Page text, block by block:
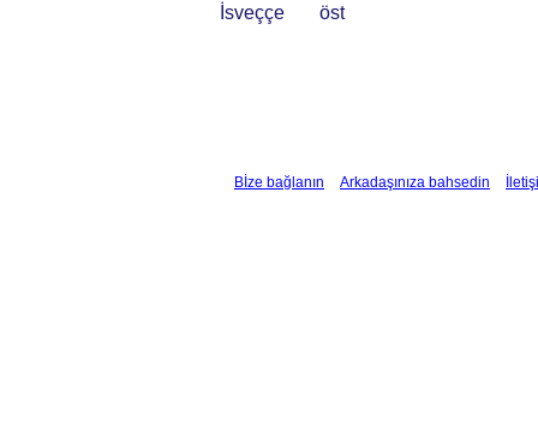
İsveççe
öst
Bİze bağlanın Arkadaşınıza bahsedin